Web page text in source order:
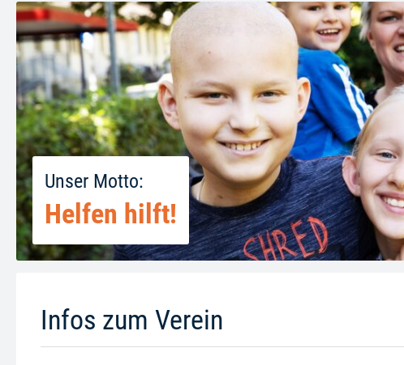
Unser Motto:
Helfen hilft!
Infos zum Verein